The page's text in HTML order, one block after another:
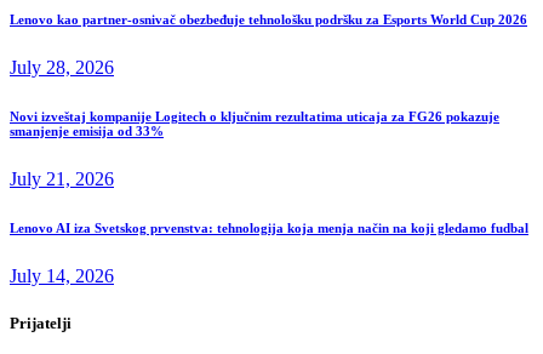
Lenovo kao partner-osnivač obezbeđuje tehnološku podršku za Esports World Cup 2026
July 28, 2026
Novi izveštaj kompanije Logitech o ključnim rezultatima uticaja za FG26 pokazuje
smanjenje emisija od 33%
July 21, 2026
Lenovo AI iza Svetskog prvenstva: tehnologija koja menja način na koji gledamo fudbal
July 14, 2026
Prijatelji